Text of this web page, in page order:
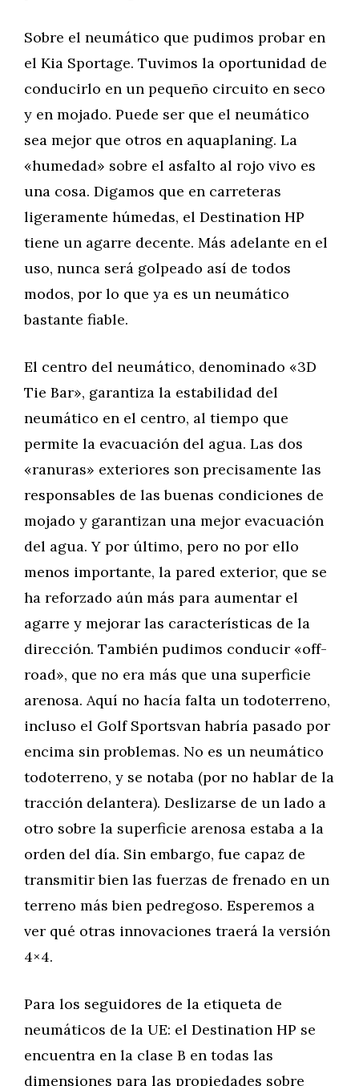
Sobre el neumático que pudimos probar en
el Kia Sportage. Tuvimos la oportunidad de
conducirlo en un pequeño circuito en seco
y en mojado. Puede ser que el neumático
sea mejor que otros en aquaplaning. La
«humedad» sobre el asfalto al rojo vivo es
una cosa. Digamos que en carreteras
ligeramente húmedas, el Destination HP
tiene un agarre decente. Más adelante en el
uso, nunca será golpeado así de todos
modos, por lo que ya es un neumático
bastante fiable.
El centro del neumático, denominado «3D
Tie Bar», garantiza la estabilidad del
neumático en el centro, al tiempo que
permite la evacuación del agua. Las dos
«ranuras» exteriores son precisamente las
responsables de las buenas condiciones de
mojado y garantizan una mejor evacuación
del agua. Y por último, pero no por ello
menos importante, la pared exterior, que se
ha reforzado aún más para aumentar el
agarre y mejorar las características de la
dirección. También pudimos conducir «off-
road», que no era más que una superficie
arenosa. Aquí no hacía falta un todoterreno,
incluso el Golf Sportsvan habría pasado por
encima sin problemas. No es un neumático
todoterreno, y se notaba (por no hablar de la
tracción delantera). Deslizarse de un lado a
otro sobre la superficie arenosa estaba a la
orden del día. Sin embargo, fue capaz de
transmitir bien las fuerzas de frenado en un
terreno más bien pedregoso. Esperemos a
ver qué otras innovaciones traerá la versión
4×4.
Para los seguidores de la etiqueta de
neumáticos de la UE: el Destination HP se
encuentra en la clase B en todas las
dimensiones para las propiedades sobre